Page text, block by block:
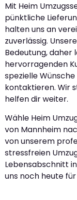
Mit Heim
pünktliche
halten uns an
zuverlässig.
Bedeutung, daher
hervorragenden
spezielle
kontaktieren. Wir
helfen dir weiter.
Wähle Heim
von Mannheim
von unserem
stressfreien
Lebensabschnitt
uns noch heute